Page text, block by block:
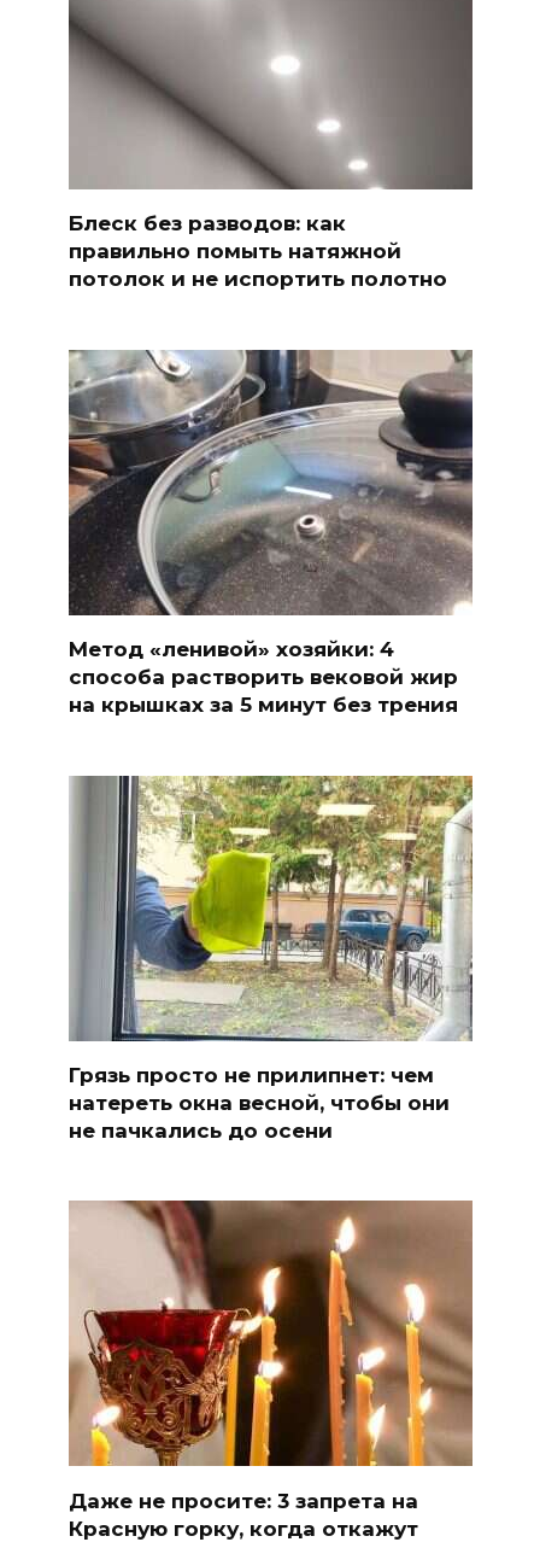
Блеск без разводов: как
правильно помыть натяжной
потолок и не испортить полотно
Метод «ленивой» хозяйки: 4
способа растворить вековой жир
на крышках за 5 минут без трения
Грязь просто не прилипнет: чем
натереть окна весной, чтобы они
не пачкались до осени
Даже не просите: 3 запрета на
Красную горку, когда откажут